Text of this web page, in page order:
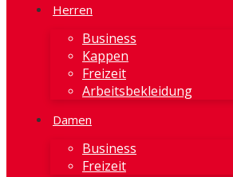
Herren
Business
Kappen
Freizeit
Arbeitsbekleidung
Damen
Business
Freizeit